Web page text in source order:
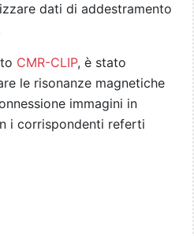
dati di addestramento
CMR-CLIP, è stato
le risonanze magnetiche
immagini in
i corrispondenti referti